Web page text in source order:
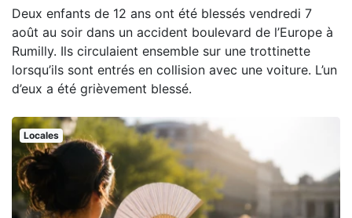
Deux enfants de 12 ans ont été blessés vendredi 7
août au soir dans un accident boulevard de l’Europe à
Rumilly. Ils circulaient ensemble sur une trottinette
lorsqu’ils sont entrés en collision avec une voiture. L’un
d’eux a été grièvement blessé.
Locales